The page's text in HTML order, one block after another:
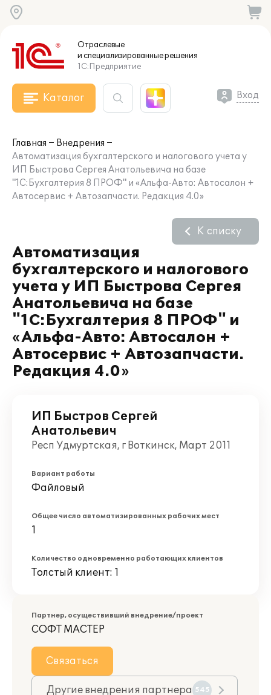
Отраслевые
и специализированныерешения
1С:Предприятие
Каталог Вход
Главная
Внедрения
Автоматизация бухгалтерского и налогового учета у
ИП Быстрова Сергея Анатольевича на базе
"1С:Бухгалтерия 8 ПРОФ" и «Альфа-Авто: Автосалон +
Автосервис + Автозапчасти. Редакция 4.0»
Автоматизация
бухгалтерского и налогового
учета у ИП Быстрова Сергея
Анатольевича на базе
"1С:Бухгалтерия 8 ПРОФ" и
«Альфа-Авто: Автосалон +
Автосервис + Автозапчасти.
Редакция 4.0»
К списку
ИП Быстров Сергей
Анатольевич
Респ Удмуртская, г Воткинск, Март 2011
Вариант работы
Файловый
Общее число автоматизированных рабочих мест
1
Количество одновременно работающих клиентов
Толстый клиент: 1
Партнер, осуществивший внедрение/проект
СОФТ МАСТЕР
Связаться
Другие внедрения партнера 545